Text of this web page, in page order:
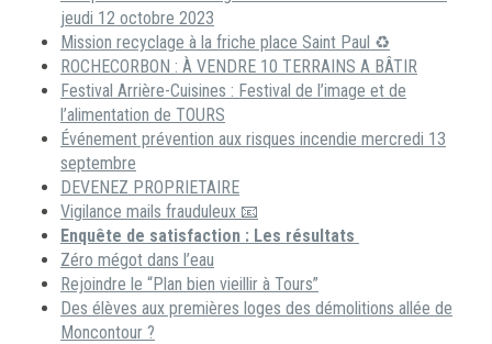
jeudi 12 octobre 2023
Mission recyclage à la friche place Saint Paul ♻️
ROCHECORBON : À VENDRE 10 TERRAINS A BÂTIR
Festival Arrière-Cuisines : Festival de l’image et de
l’alimentation de TOURS
Événement prévention aux risques incendie mercredi 13
septembre
DEVENEZ PROPRIETAIRE
Vigilance mails frauduleux 📧
Enquête de satisfaction : Les résultats
Zéro mégot dans l’eau
Rejoindre le “Plan bien vieillir à Tours”
Des élèves aux premières loges des démolitions allée de
Moncontour ?